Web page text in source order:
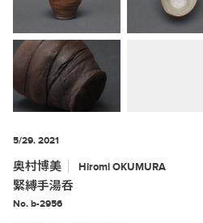
5/29. 2021
奥村博美 Hiromi OKUMURA
緊縛手湯呑
No. b-2956